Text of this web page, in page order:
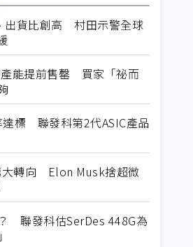
出貨比創高 村田示警全球
能提前售罄 買家「祕而
達標 聯發科第2代ASIC產品
大轉向 Elon Musk捨超微
聯發科估SerDes 448G為